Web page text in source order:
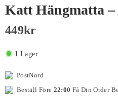
Katt Hängmatta –
449Kr
I Lager
PostNord
Beställ Före 22:00 Få Din Order